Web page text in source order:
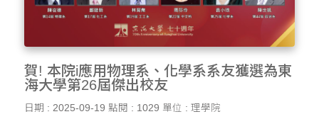
賀! 本院i應用物理系、化學系系友獲選為東
海大學第26屆傑出校友
日期 : 2025-09-19 點閱 : 1029 單位 : 理學院